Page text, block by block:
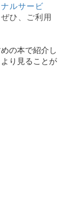
ナルサービ
ひ、ご利用
の本で紹介し
より見ることが